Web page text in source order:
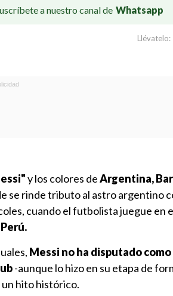
a nuestro canal de Whatsapp
Llévatelo:
y los colores deArgentina,
se rinde tributo al astro argentino
cuando el futbolista juegue en
Perú.
Messi no ha disputado como
-aunque lo hizo en su etapa de
un hito histórico.